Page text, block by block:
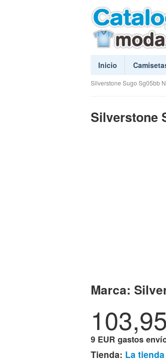
Inicio
Silverstone Sugo Sg05bb
Silverstone
Marca:
103,95
9 EUR gastos
Tienda: La